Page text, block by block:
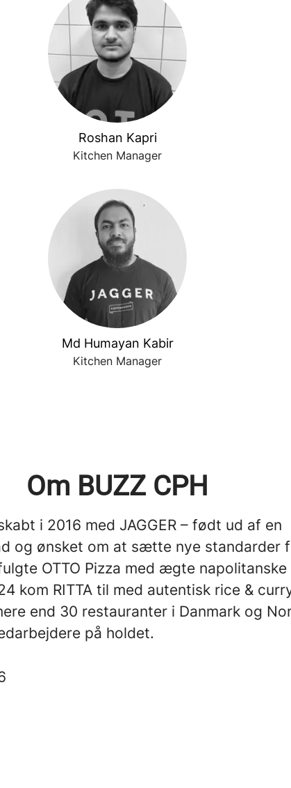
Roshan Kapri
Kitchen Manager
Md Humayan Kabir
Kitchen Manager
Om BUZZ CPH
i 2016 med JAGGER – født ud af en
og ønsket om at sætte nye standarder
OTTO Pizza med ægte napolitanske
kom RITTA til med autentisk rice &
end 30 restauranter i Danmark og
på holdet.